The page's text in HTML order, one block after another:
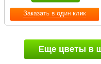
Заказать в один клик
Еще цветы в